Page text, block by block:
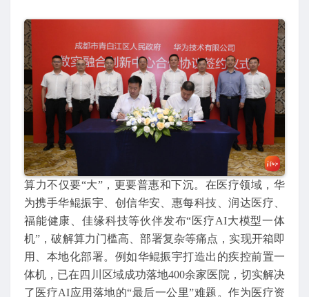
算力不仅要“大”，更要普惠和下沉。在医疗领域，华
为携手华鲲振宇、创信华安、惠每科技、润达医疗、
福能健康、佳缘科技等伙伴发布“医疗AI大模型一体
机”，破解算力门槛高、部署复杂等痛点，实现开箱即
用、本地化部署。例如华鲲振宇打造出的疾控前置一
体机，已在四川区域成功落地400余家医院，切实解决
了医疗AI应用落地的“最后一公里”难题。作为医疗资